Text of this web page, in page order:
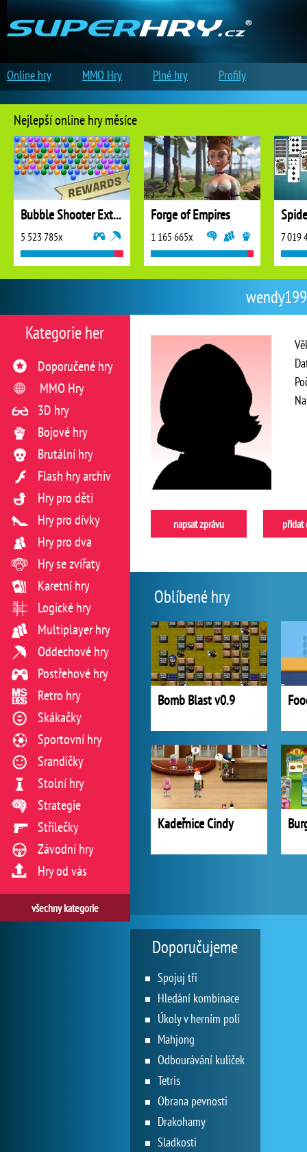
napsat zprávu přidat
Oblíbené hry
Bomb Blast v0.9
Kadeřnice Cindy
Kategorie her
Doporučené hry
MMO Hry
3D hry
Bojové hry
Brutální hry
Flash hry archiv
Hry pro děti
Hry pro dívky
Hry pro dva
Hry se zvířaty
Karetní hry
Logické hry
Multiplayer hry
Oddechové hry
Postřehové hry
Retro hry
Skákačky
Sportovní hry
Srandičky
Stolní hry
Strategie
Střílečky
Závodní hry
Hry od vás
všechny kategorie
Doporučujeme
Spojuj tři
Hledání kombinace
Úkoly v herním poli
Mahjong
Odbourávání kuliček
Tetris
Obrana pevnosti
Drakohamy
Sladkosti
Nejlepší online hry měsíce
Bubble Shooter Extreme
5 523 785x
Forge of Empires
1 165 665x 7 019
Online hry MMO Hry Plné hry Profily